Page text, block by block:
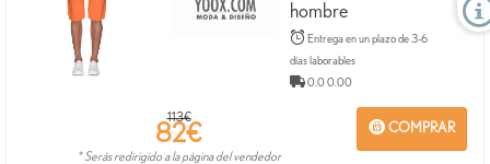
hombre
Entrega en un plazo de 3-6
días laborables
0.0 0.00
COMPRAR
113€
82€
* Serás redirigido a la página del vendedor